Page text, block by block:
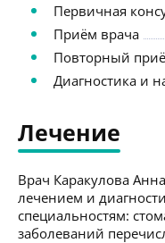
Первичная
Приём врача
Повторный
Диагностика и
Лечение
Врач Каракулова
лечением и
специальностям:
заболеваний